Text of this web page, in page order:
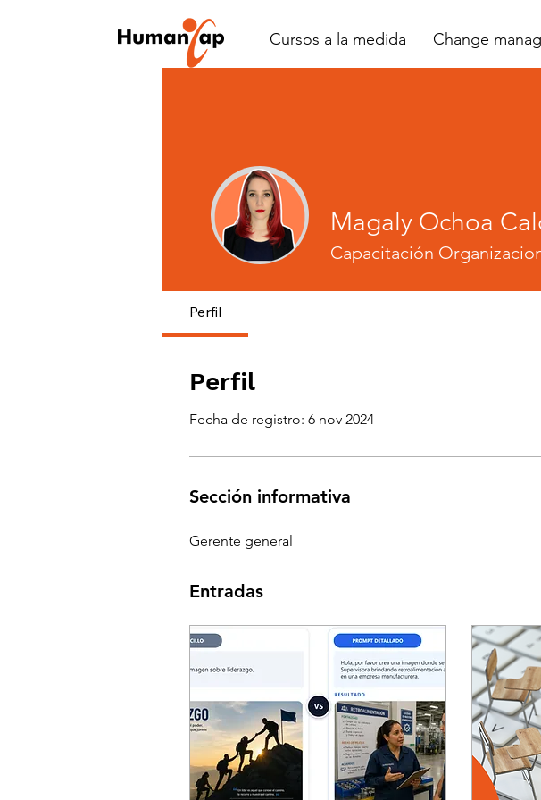
Cursos a la medida Change
Magaly Ochoa
Capacitación
Perfil
Perfil
Fecha de registro: 6 nov 2024
Sección informativa
Gerente general
Entradas